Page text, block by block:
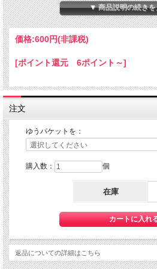
本体サイズ：１０×１４×８０ｍｍ
★コチラの商品は 『ゆうパケット』配送可能
ご利用の際の配送費は、全国一律『２５０円』に
ゆうパケット配送をご希望されるお客様は下記
ゆうパケット配送をご選択ください。
【送料】全国一律料金でお届けします。
『ゆうパケット』は通常の宅配便と異なり直接
宅配便のように受領印やサインのやり取りが無
▼ 商品説明の続き
価格:600円(非課税)
[ポイント還元 6ポイント～]
注文
ゆうパケットを：
購入数： 個
在庫
返品についての詳細はこちら